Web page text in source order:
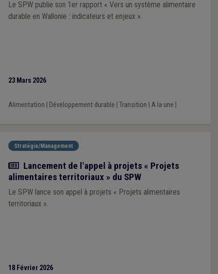
Le SPW publie son 1er rapport « Vers un système alimentaire
durable en Wallonie : indicateurs et enjeux ».
23 Mars 2026
Alimentation Développement durable Transition A la une
Stratégie/Management
Actualité
Lancement de l'appel à projets « Projets
alimentaires territoriaux » du SPW
Le SPW lance son appel à projets « Projets alimentaires
territoriaux ».
18 Février 2026